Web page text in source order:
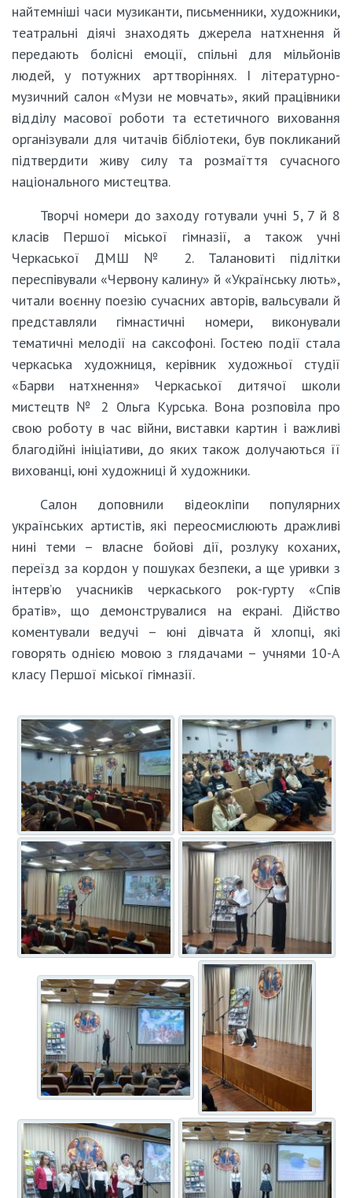
найтемніші часи музиканти, письменники, художники,
театральні діячі знаходять джерела натхнення й
передають болісні емоції, спільні для мільйонів
людей, у потужних арттворіннях. І літературно-
музичний салон «Музи не мовчать», який працівники
відділу масової роботи та естетичного виховання
організували для читачів бібліотеки, був покликаний
підтвердити живу силу та розмаїття сучасного
національного мистецтва.
Творчі номери до заходу готували учні 5, 7 й 8
класів Першої міської гімназії, а також учні
Черкаської ДМШ № 2. Талановиті підлітки
переспівували «Червону калину» й «Українську лють»,
читали воєнну поезію сучасних авторів, вальсували й
представляли гімнастичні номери, виконували
тематичні мелодії на саксофоні. Гостею події стала
черкаська художниця, керівник художньої студії
«Барви натхнення» Черкаської дитячої школи
мистецтв № 2 Ольга Курська. Вона розповіла про
свою роботу в час війни, виставки картин і важливі
благодійні ініціативи, до яких також долучаються її
вихованці, юні художниці й художники.
Салон доповнили відеокліпи популярних
українських артистів, які переосмислюють дражливі
нині теми – власне бойові дії, розлуку коханих,
переїзд за кордон у пошуках безпеки, а ще уривки з
інтерв’ю учасників черкаського рок-гурту «Спів
братів», що демонструвалися на екрані. Дійство
коментували ведучі – юні дівчата й хлопці, які
говорять однією мовою з глядачами – учнями 10-А
класу Першої міської гімназії.